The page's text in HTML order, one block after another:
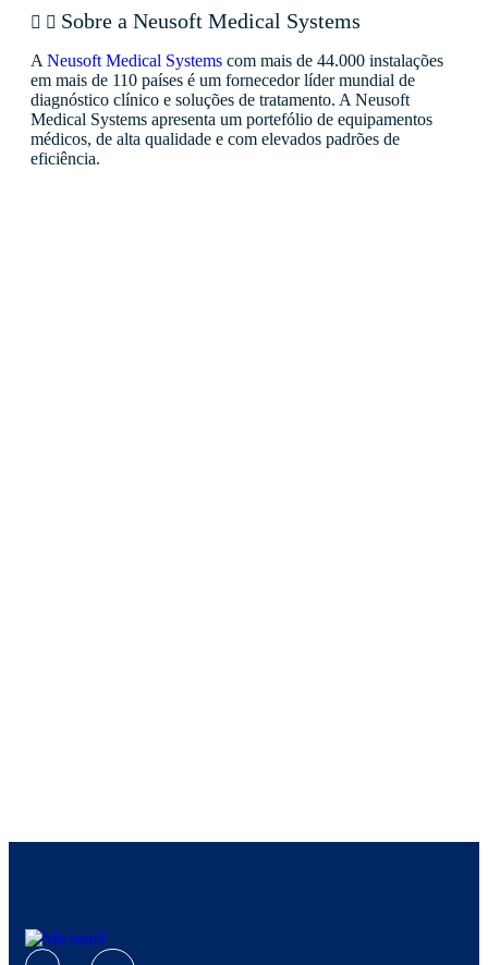
Sobre a Neusoft Medical Systems
A Neusoft Medical Systems com mais de 44.000 instalações
em mais de 110 países é um fornecedor líder mundial de
diagnóstico clínico e soluções de tratamento. A Neusoft
Medical Systems apresenta um portefólio de equipamentos
médicos, de alta qualidade e com elevados padrões de
eficiência.